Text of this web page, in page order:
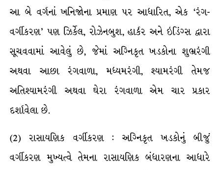
આ બે વર્ગનાં ખનિજોના પ્રમાણ પર આધારિત, એક ‘રંગ-
વર્ગીકરણ’ પણ ઝિર્કેલ, રોઝેનબુશ, હાર્કર અને ઇડિંગ્સ દ્વારા
સૂચવવામાં આવેલું છે, જેમાં અગ્નિકૃત ખડકોના શુભ્રરંગી
અથવા આછા રંગવાળા, મધ્યમરંગી, શ્યામરંગી તેમજ
અતિશ્યામરંગી અથવા ઘેરા રંગવાળા એમ ચાર પ્રકાર
દર્શાવેલા છે.
(2) રાસાયણિક વર્ગીકરણ : અગ્નિકૃત ખડકોનું બીજું
વર્ગીકરણ મુખ્યત્વે તેમના રાસાયણિક બંધારણના આધારે